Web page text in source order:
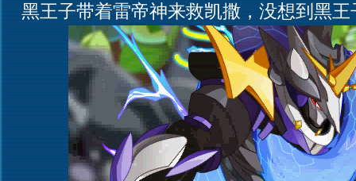
黑王子带着雷帝神来救凯撒，没想到黑